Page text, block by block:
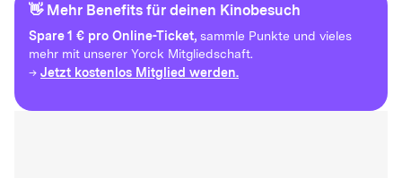
👋 Mehr Benefits für deinen Kinobesuch
Spare1 € pro Online-Ticket, sammle Punkte und vieles
mehr mit unserer Yorck Mitgliedschaft.
→ Jetzt kostenlos Mitglied werden.